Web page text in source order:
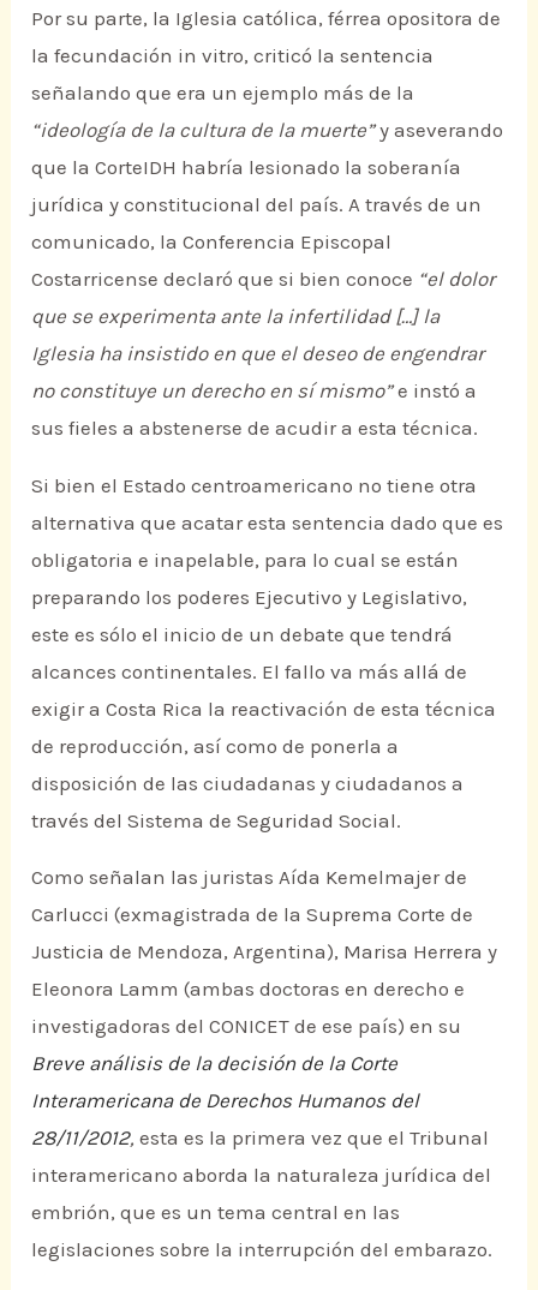
Por su parte, la Iglesia católica, férrea opositora de
la fecundación in vitro, criticó la sentencia
señalando que era un ejemplo más de la
“ideología de la cultura de la muerte”y aseverando
que la CorteIDH habría lesionado la soberanía
jurídica y constitucional del país. A través de un
comunicado, la Conferencia Episcopal
Costarricense declaró que si bien conoce “el dolor
que se experimenta ante la infertilidad […] la
Iglesia ha insistido en que el deseo de engendrar
no constituye un derecho en sí mismo”e instó a
sus fieles a abstenerse de acudir a esta técnica.
Si bien el Estado centroamericano no tiene otra
alternativa que acatar esta sentencia dado que es
obligatoria e inapelable, para lo cual se están
preparando los poderes Ejecutivo y Legislativo,
este es sólo el inicio de un debate que tendrá
alcances continentales. El fallo va más allá de
exigir a Costa Rica la reactivación de esta técnica
de reproducción, así como de ponerla a
disposición de las ciudadanas y ciudadanos a
través del Sistema de Seguridad Social.
Como señalan las juristas Aída Kemelmajer de
Carlucci (exmagistrada de la Suprema Corte de
Justicia de Mendoza, Argentina), Marisa Herrera y
Eleonora Lamm (ambas doctoras en derecho e
investigadoras del CONICET de ese país) en su
Breve análisis de la decisión de la Corte
Interamericana de Derechos Humanos del
28/11/2012, esta es la primera vez que el Tribunal
interamericano aborda la naturaleza jurídica del
embrión, que es un tema central en las
legislaciones sobre la interrupción del embarazo.